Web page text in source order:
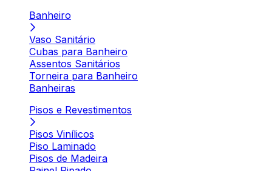
Banheiro
Vaso Sanitário
Cubas para Banheiro
Assentos Sanitários
Torneira para Banheiro
Banheiras
Pisos e Revestimentos
Pisos Vinílicos
Piso Laminado
Pisos de Madeira